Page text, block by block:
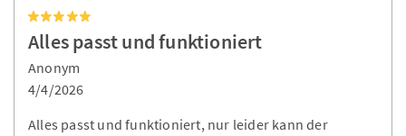
Alles passt und funktioniert
Anonym
4/4/2026
Alles passt und funktioniert, nur leider kann der